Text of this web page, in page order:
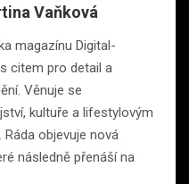
Vaňková
magazínu Digital-
citem pro detail a
Věnuje se
kultuře a lifestylovým
objevuje nová
následně přenáší na